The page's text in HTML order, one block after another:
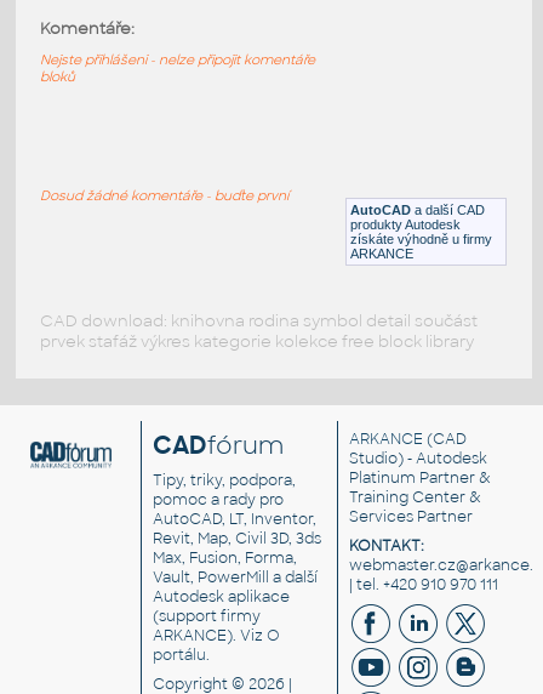
DWG Konstrukční detaily
DWG Konstrukční detaily
AutoCAD a další CAD
produkty Autodesk
získáte výhodně u firmy
ARKANCE
Komentáře:
Nejste přihlášeni - nelze připojit komentáře
bloků
Dosud žádné komentáře - buďte první
CAD download: knihovna rodina symbol detail součást
prvek stafáž výkres kategorie kolekce free block library
CADfórum
Tipy, triky, podpora,
pomoc a rady pro
AutoCAD, LT, Inventor,
Revit, Map, Civil 3D, 3ds
Max, Fusion, Forma,
Vault, PowerMill a další
Autodesk aplikace
(support firmy
ARKANCE). VizO
portálu.
Copyright © 2026 |
ARKANCE (CAD
Studio) - Autodesk
Platinum Partner &
Training Center &
Services Partner
KONTAKT:
| tel. +420 910 970 111